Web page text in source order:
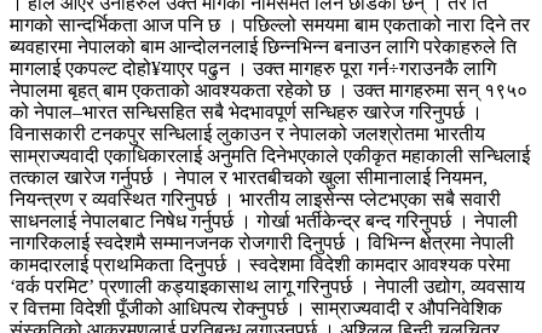
मागको सान्दर्भिकता आज पनि छ । पछिल्लो समयमा बाम एकताको नारा दिने तर
ब्यवहारमा नेपालको बाम आन्दोलनलाई छिन्नभिन्न बनाउन लागि परेकाहरुले ति
मागलाई एकपल्ट दोहो¥याएर पढुन । उक्त मागहरु पूरा गर्न÷गराउनकै लागि
नेपालमा बृहत् बाम एकताको आवश्यकता रहेको छ । उक्त मागहरुमा सन् १९५०
को नेपाल–भारत सन्धिसहित सबै भेदभावपूर्ण सन्धिहरु खारेज गरिनुपर्छ ।
विनासकारी टनकपुर सन्धिलाई लुकाउन र नेपालको जलश्रोतमा भारतीय
साम्राज्यवादी एकाधिकारलाई अनुमति दिनेभएकाले एकीकृत महाकाली सन्धिलाई
तत्काल खारेज गर्नुपर्छ । नेपाल र भारतबीचको खुला सीमानालाई नियमन,
नियन्त्रण र व्यवस्थित गरिनुपर्छ । भारतीय लाइसेन्स प्लेटभएका सबै सवारी
साधनलाई नेपालबाट निषेध गर्नुपर्छ । गोर्खा भर्तीकेन्द्र बन्द गरिनुपर्छ । नेपाली
नागरिकलाई स्वदेशमै सम्मानजनक रोजगारी दिनुपर्छ । विभिन्न क्षेत्रमा नेपाली
कामदारलाई प्राथमिकता दिनुपर्छ । स्वदेशमा विदेशी कामदार आवश्यक परेमा
‘वर्क परमिट’ प्रणाली कड्याइकासाथ लागू गरिनुपर्छ । नेपाली उद्योग, व्यवसाय
र वित्तमा विदेशी पूँजीको आधिपत्य रोक्नुपर्छ । साम्राज्यवादी र औपनिवेशिक